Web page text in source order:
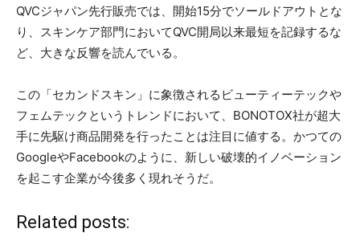
QVCジャパン先行販売では、開始15分でソールドアウトとな
り、スキンケア部門においてQVC開局以来最短を記録するな
ど、大きな反響を読んでいる。
この「セカンドスキン」に象徴されるビューティーテックや
フェムテックというトレンドにおいて、BONOTOX社が超大
手に先駆け商品開発を行ったことは注目に値する。かつての
GoogleやFacebookのように、新しい破壊的イノベーション
を起こす企業が今後多く現れそうだ。
Related posts: